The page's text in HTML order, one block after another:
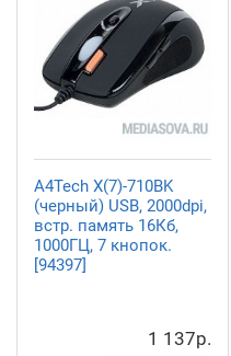
A4Tech X(7)-710BK
(черный) USB, 2000dpi,
встр. память 16Кб,
1000ГЦ, 7 кнопок.
[94397]
1 137р.